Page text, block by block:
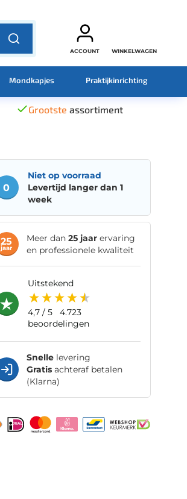
ACCOUNT WINKELWAGEN
Mondkapjes Praktijkinrichting
Grootste assortiment
0
Niet op voorraad
Levertijd langer dan 1
week
25
jaar
Meer dan 25 jaarervaring
en professionele kwaliteit
uitstekend
4,7/ 5
4.723
beoordelingen
Snellelevering
Gratisachteraf betalen
(Klarna)